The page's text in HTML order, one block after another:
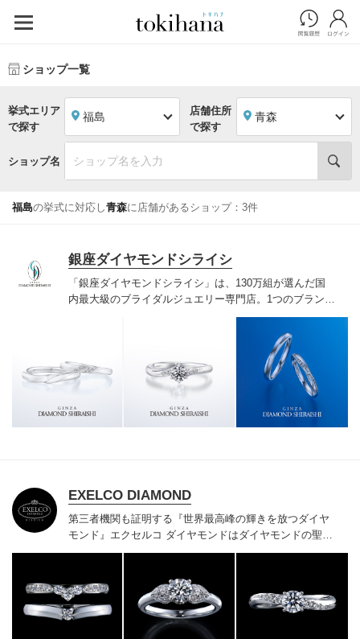
ショップ一覧
挙式エリア
で探す
福島
店舗住所
で探す
青森
ショップ名
福島の挙式に対応し青森に店舗があるショップ：3件
銀座ダイヤモンドシライシ
「銀座ダイヤモンドシライシ」は、130万組が選んだ国
内最大級のブライダルジュエリー専門店。1つのブランド
では国内最大級の700種類以上の豊富なデザインを取り
揃え、ふたりの「似合う」と「好き」を同時に叶えた満
足の選択ができる指輪をご提案しています。多くのお客
様にご満足いただけている、一生身に着けるための指輪
のクオリティや購入後のアフターサービスをぜひ一度店
頭でお確かめください。
EXELCO DIAMOND
第三者機関も証明する『世界最高峰の輝きを放つダイヤ
モンド』 エクセルコ ダイヤモンドはダイヤモンドの聖地
ベルギー発祥で200年以上の歴史がある真のカッターズ
門店としてリングのデザインや品質にもこだわっていま
す。おふたりに本物の輝きを一生身に着けていただきた
い想いで「ヴァージン・ダイヤモンド」「ハードプラチ
ナ」「保証内容」にこだわっています。